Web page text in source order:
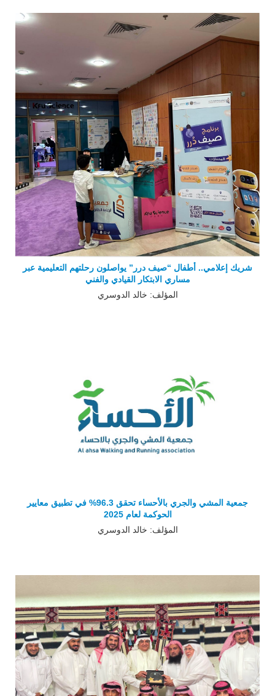
شريك إعلامي.. أطفال “صيف درر” يواصلون رحلتهم التعليمية عبر
مساري الابتكار القيادي والفني
المؤلف: خالد الدوسري
جمعية المشي والجري بالأحساء تحقق 96.3% في تطبيق معايير
الحوكمة لعام 2025
المؤلف: خالد الدوسري